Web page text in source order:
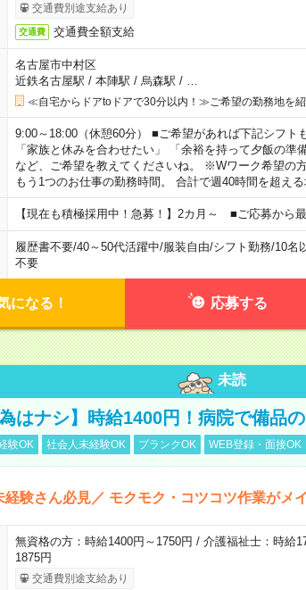
交通費別途支給あり
交通費 交通費全額支給
名古屋市中村区
近鉄名古屋駅 / 本陣駅 / 烏森駅 /
≪自宅からドアtoドアで30分以内！≫ご希望の勤務地を紹
9:00～18:00（休憩60分） ■ご希望があれば下記シフト
「家族と休みを合わせたい」 「余裕を持って夕飯の準
など、ご希望を教えてくださいね。 ※Wワーク希望の
もう1つのお仕事の勤務時間。 合計で週40時間を超える
【現在も積極採用中！急募！】2カ月～ ■ご応募から
履歴書不要/40～50代活躍中/服装自由/シフト勤務/10名
不要
になる！ 応募する
未読
為はナシ】時給1400円！病院で備品
験OK 社会人未経験OK ブランクOK WEB登録・面接OK
経験さん必見／ モクモク・コツコツ作業がメ
無資格の方：時給1400円～1750円 / 介護福祉士：時給
1875円
交通費別途支給あり